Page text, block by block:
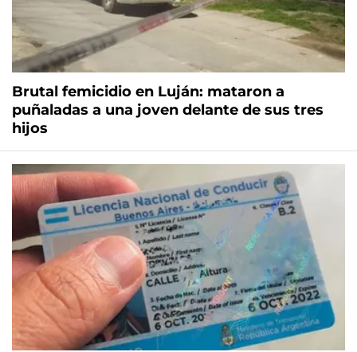
Brutal femicidio en Luján: mataron a
puñaladas a una joven delante de sus tres
hijos